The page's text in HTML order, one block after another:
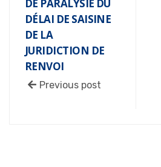
DE PARALYSIE DU
DÉLAI DE SAISINE
DE LA
JURIDICTION DE
RENVOI
Previous post